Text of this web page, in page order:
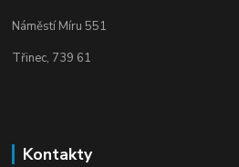
Náměstí Míru 551
Třinec, 739 61
Kontakty